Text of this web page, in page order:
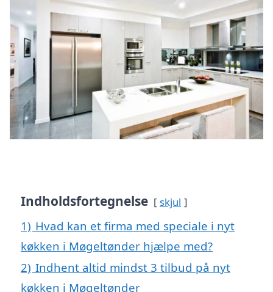
Indholdsfortegnelse skjul
1) Hvad kan et firma med speciale i nyt
køkken i Møgeltønder hjælpe med?
2) Indhent altid mindst 3 tilbud på nyt
køkken i Møgeltønder